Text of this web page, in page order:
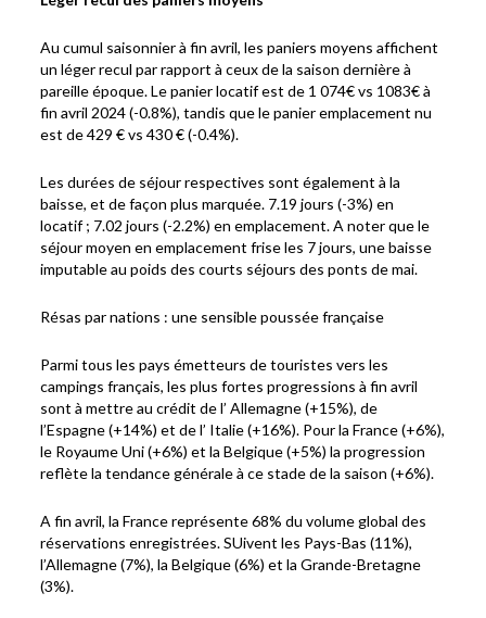
Au cumul saisonnier à fin avril, les paniers moyens affichent
un léger recul par rapport à ceux de la saison dernière à
pareille époque. Le panier locatif est de 1 074€ vs 1083€ à
fin avril 2024 (-0.8%), tandis que le panier emplacement nu
est de 429 € vs 430 € (-0.4%).
Les durées de séjour respectives sont également à la
baisse, et de façon plus marquée. 7.19 jours (-3%) en
locatif ; 7.02 jours (-2.2%) en emplacement. A noter que le
séjour moyen en emplacement frise les 7 jours, une baisse
imputable au poids des courts séjours des ponts de mai.
Résas par nations : une sensible poussée française
Parmi tous les pays émetteurs de touristes vers les
campings français, les plus fortes progressions à fin avril
sont à mettre au crédit de l’ Allemagne (+15%), de
l’Espagne (+14%) et de l’ Italie (+16%). Pour la France (+6%),
le Royaume Uni (+6%) et la Belgique (+5%) la progression
reflète la tendance générale à ce stade de la saison (+6%).
A fin avril, la France représente 68% du volume global des
réservations enregistrées. SUivent les Pays-Bas (11%),
l’Allemagne (7%), la Belgique (6%) et la Grande-Bretagne
(3%).